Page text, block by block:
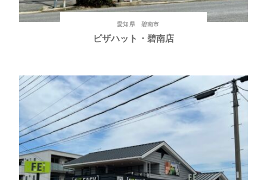
愛知県 碧南市
ピザハット・碧南店